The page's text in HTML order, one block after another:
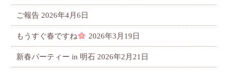
ご報告 2026年4月6日
もうすぐ春ですね 2026年3月19日
新春パーティー in 明石 2026年2月21日